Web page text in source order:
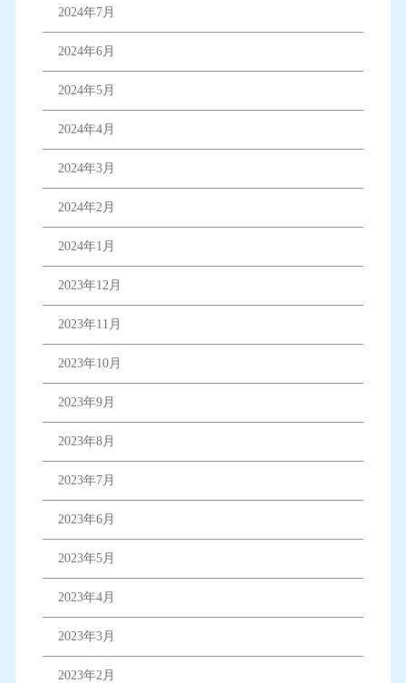
2024年7月
2024年6月
2024年5月
2024年4月
2024年3月
2024年2月
2024年1月
2023年12月
2023年11月
2023年10月
2023年9月
2023年8月
2023年7月
2023年6月
2023年5月
2023年4月
2023年3月
2023年2月